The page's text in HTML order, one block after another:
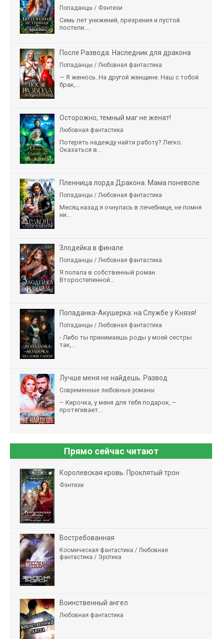
Попаданцы / Фэнтези
Семь лет унижений, презрения и пустой
постели....
После Развода. Наследник для дракона
Попаданцы / Любовная фантастика
— Я женюсь. На другой женщине. Наш с тобой
брак,...
Осторожно, темный маг не женат!
Любовная фантастика
Потерять надежду найти работу? Легко.
Оказаться в...
Пленница лорда Дракона. Мама поневоле
Попаданцы / Любовная фантастика
Месяц назад я очнулась в лечебнице, не помня
ни...
Злодейка в финале
Попаданцы / Любовная фантастика
Я попала в собственный роман.
Второстепенной...
Попаданка-Акушерка: на Службе у Князя!
Попаданцы / Любовная фантастика
- Либо ты принимаешь роды у моей сестры
так,...
Лучше меня не найдешь. Развод
Современные любовные романы
– Кирочка, у меня для тебя подарок, –
протягивает...
Прямо сейчас читают
Королевская кровь. Проклятый трон
Фэнтези
Востребованная
Космическая фантастика / Любовная
фантастика / Эротика
Воинственный ангел
Любовная фантастика